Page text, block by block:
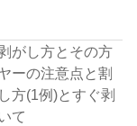
がし方とその方
ーの注意点と割
方(1例)とすぐ剥
て